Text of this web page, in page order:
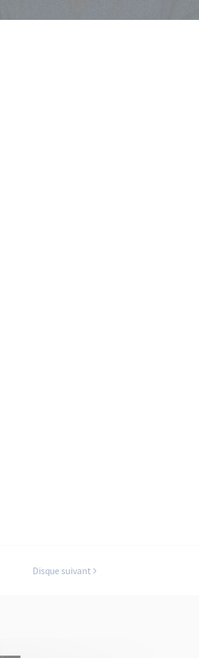
Disque suivant